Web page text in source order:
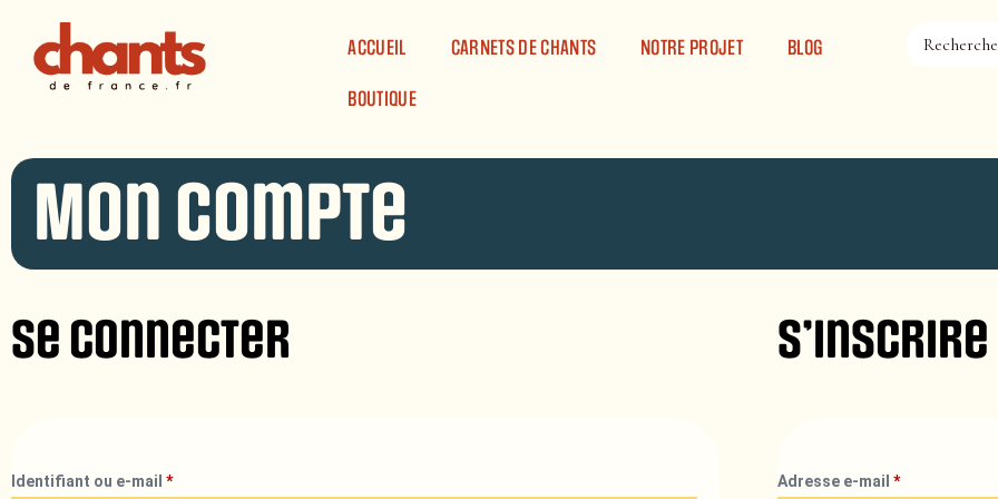
ACCUEIL
CARNETS DE CHANTS NOTRE PROJET BLOG
BOUTIQUE
Mon compte
Se connecter
Identifiant ou e-mail *
S’inscrire
Adresse e-mail*